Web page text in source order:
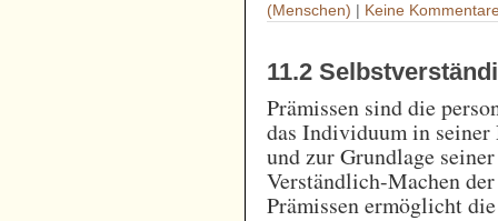
(Menschen) | Keine
11.2
Prämissen sind die
das Individuum in
und zur Grundlage
Verständlich-Machen
Prämissen ermöglicht